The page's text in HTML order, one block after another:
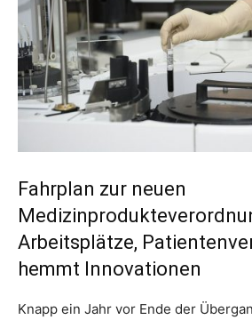
Fahrplan zur neuen
Arbeitsplätze,
hemmt Innovationen
Knapp ein Jahr vor Ende der